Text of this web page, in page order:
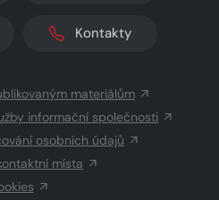
Kontakty
materiálům
informační společnosti
osobních údajů
místa